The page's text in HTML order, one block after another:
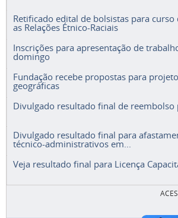
Retificado edital de bolsistas para curso
as Relações Étnico-Raciais
Inscrições para apresentação de
domingo
Fundação recebe propostas para
geográficas
Divulgado resultado final de reembolso
Divulgado resultado final para
técnico-administrativos em...
Veja resultado final para Licença